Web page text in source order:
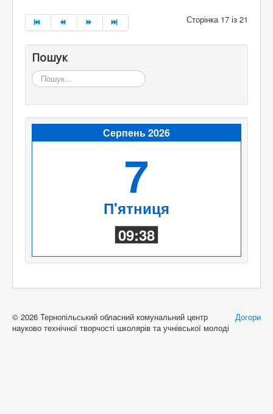
Сторінка 17 із 21
Пошук
Пошук...
Серпень 2026
7
П'ятниця
09:38
Догори
© 2026 Тернопільський обласний комунальний центр
науково технічної творчості школярів та учнівської молоді